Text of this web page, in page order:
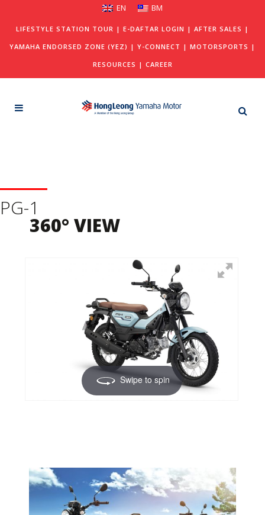
EN BM
LIFESTYLE STATION TOUR | E-DAFTAR LOGIN | AFTER SALES |
YAMAHA ENDORSED ZONE (YEZ) | Y-CONNECT | MOTORSPORTS |
RESOURCES | CAREER
PG-1
360° VIEW
Swipe to spin